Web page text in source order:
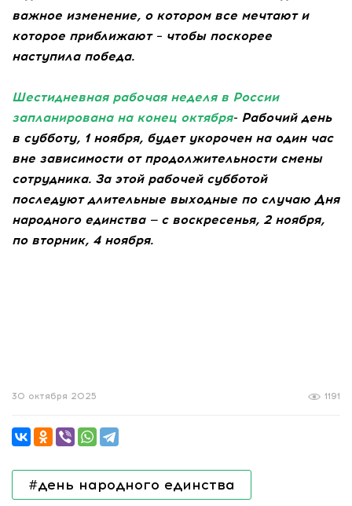
важное изменение, о котором все мечтают и
которое приближают – чтобы поскорее
наступила победа.
Шестидневная рабочая неделя в России
запланирована на конец октября- Рабочий день
в субботу, 1 ноября, будет укорочен на один час
вне зависимости от продолжительности смены
сотрудника. За этой рабочей субботой
последуют длительные выходные по случаю Дня
народного единства — с воскресенья, 2 ноября,
по вторник, 4 ноября.
1191
30 октября 2025
#день народного единства